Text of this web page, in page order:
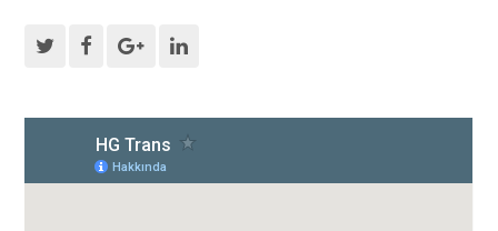
twitterfacebookgoogleplus